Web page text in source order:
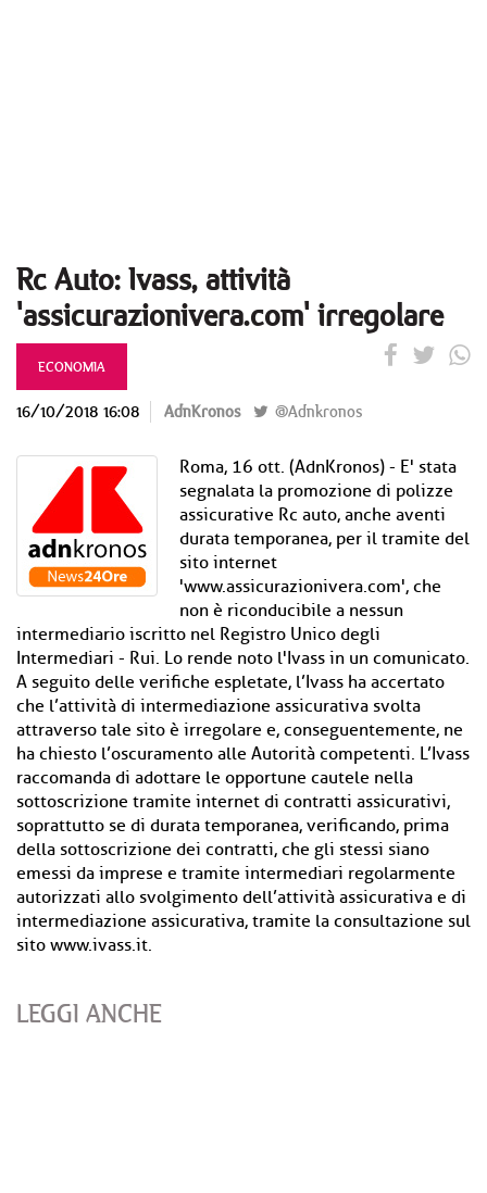
Rc Auto: Ivass, attività
'assicurazionivera.com' irregolare
ECONOMIA
16/10/2018 16:08 AdnKronos @Adnkronos
Roma, 16 ott. (AdnKronos) - E' stata
segnalata la promozione di polizze
assicurative Rc auto, anche aventi
durata temporanea, per il tramite del
sito internet
'www.assicurazionivera.com', che
non è riconducibile a nessun
intermediario iscritto nel Registro Unico degli
Intermediari - Rui. Lo rende noto l'Ivass in un comunicato.
A seguito delle verifiche espletate, l’Ivass ha accertato
che l’attività di intermediazione assicurativa svolta
attraverso tale sito è irregolare e, conseguentemente, ne
ha chiesto l’oscuramento alle Autorità competenti. L’Ivass
raccomanda di adottare le opportune cautele nella
sottoscrizione tramite internet di contratti assicurativi,
soprattutto se di durata temporanea, verificando, prima
della sottoscrizione dei contratti, che gli stessi siano
emessi da imprese e tramite intermediari regolarmente
autorizzati allo svolgimento dell’attività assicurativa e di
intermediazione assicurativa, tramite la consultazione sul
sito www.ivass.it.
LEGGI ANCHE